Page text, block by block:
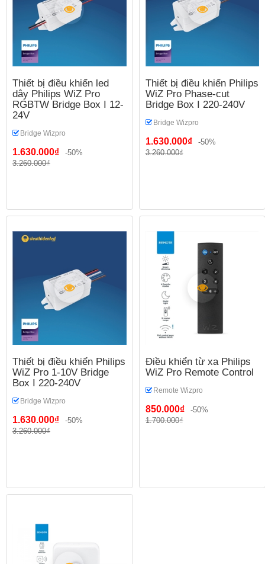
Thiết bị điều khiển led
dây Philips WiZ Pro
RGBTW Bridge Box I 12-
24V
Bridge Wizpro
1.630.000₫
-50%
3.260.000₫
Thiết bị điều khiển Philips
WiZ Pro Phase-cut
Bridge Box I 220-240V
Bridge Wizpro
1.630.000₫
-50%
3.260.000₫
Thiết bị điều khiển Philips
WiZ Pro 1-10V Bridge
Box I 220-240V
Bridge Wizpro
1.630.000₫
-50%
3.260.000₫
Điều khiển từ xa Philips
WiZ Pro Remote Control
Remote Wizpro
850.000₫
-50%
1.700.000₫